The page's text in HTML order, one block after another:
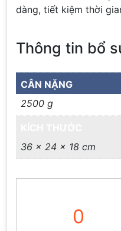
dàng, tiết kiệm thời
Thông tin bổ
CÂN NẶNG
2500 g
36 × 24 × 18 cm
0